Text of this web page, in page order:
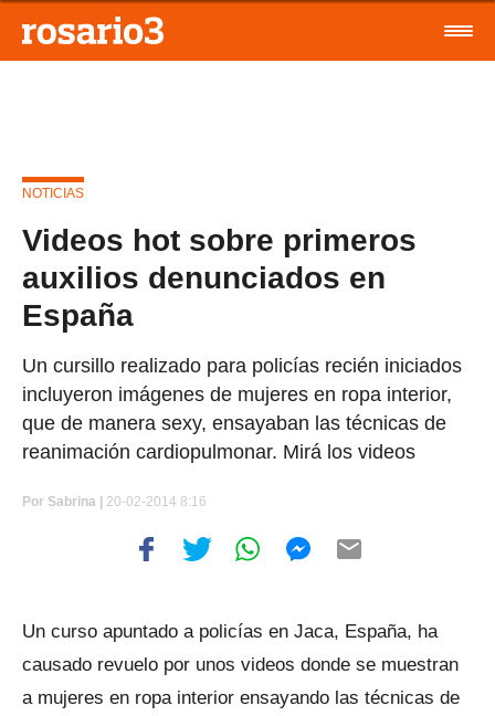
NOTICIAS
Videos hot sobre primeros
auxilios denunciados en
España
Un cursillo realizado para policías recién iniciados
incluyeron imágenes de mujeres en ropa interior,
que de manera sexy, ensayaban las técnicas de
reanimación cardiopulmonar. Mirá los videos
Por Sabrina | 20-02-2014 8:16
Un curso apuntado a policías en Jaca, España, ha
causado revuelo por unos videos donde se muestran
a mujeres en ropa interior ensayando las técnicas de